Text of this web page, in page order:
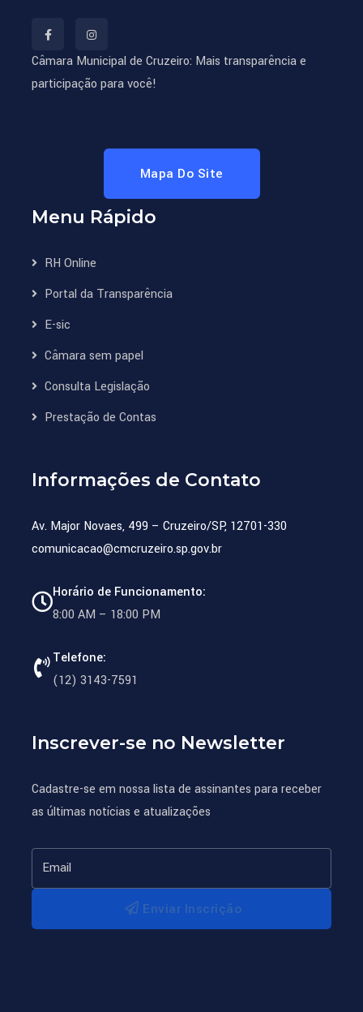
Câmara Municipal de Cruzeiro: Mais transparência e
participação para você!
Mapa Do Site
Menu Rápido
RH Online
Portal da Transparência
E-sic
Câmara sem papel
Consulta Legislação
Prestação de Contas
Informações de Contato
Av. Major Novaes, 499 – Cruzeiro/SP, 12701-330
comunicacao@cmcruzeiro.sp.gov.br
Horário de Funcionamento:
8:00 AM – 18:00 PM
Telefone:
(12) 3143-7591
Inscrever-se no Newsletter
Cadastre-se em nossa lista de assinantes para receber
as últimas notícias e atualizações
Enviar Inscrição